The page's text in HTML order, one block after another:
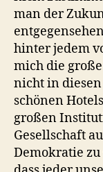
man der
hinter jedem
mich die
nicht in
schönen
großen
Gesellschaft
Demokratie